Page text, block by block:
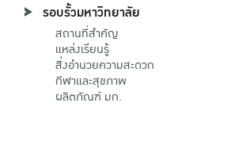
รอบรั้วมหาวิทยาลัย
สถานที่สำคัญ
แหล่งเรียนรู้
สิ่งอำนวยความสะดวก
กีฬาและสุขภาพ
ผลิตภัณฑ์ มก.